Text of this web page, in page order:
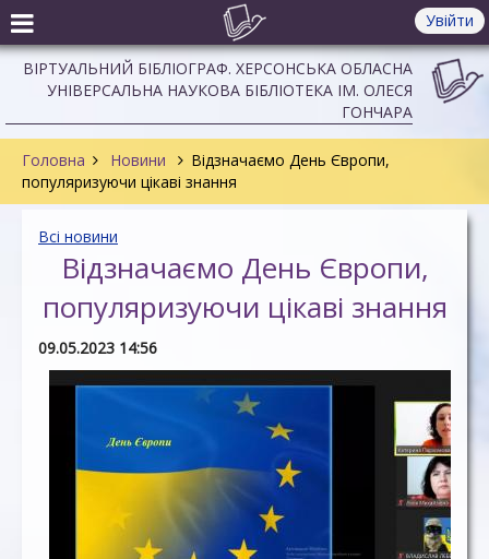
Увійти
ВІРТУАЛЬНИЙ БІБЛІОГРАФ. ХЕРСОНСЬКА ОБЛАСНА
УНІВЕРСАЛЬНА НАУКОВА БІБЛІОТЕКА ІМ. ОЛЕСЯ
ГОНЧАРА
Головна Новини
Відзначаємо День Європи,
популяризуючи цікаві знання
Всі новини
Відзначаємо День Європи,
популяризуючи цікаві знання
09.05.2023 14:56